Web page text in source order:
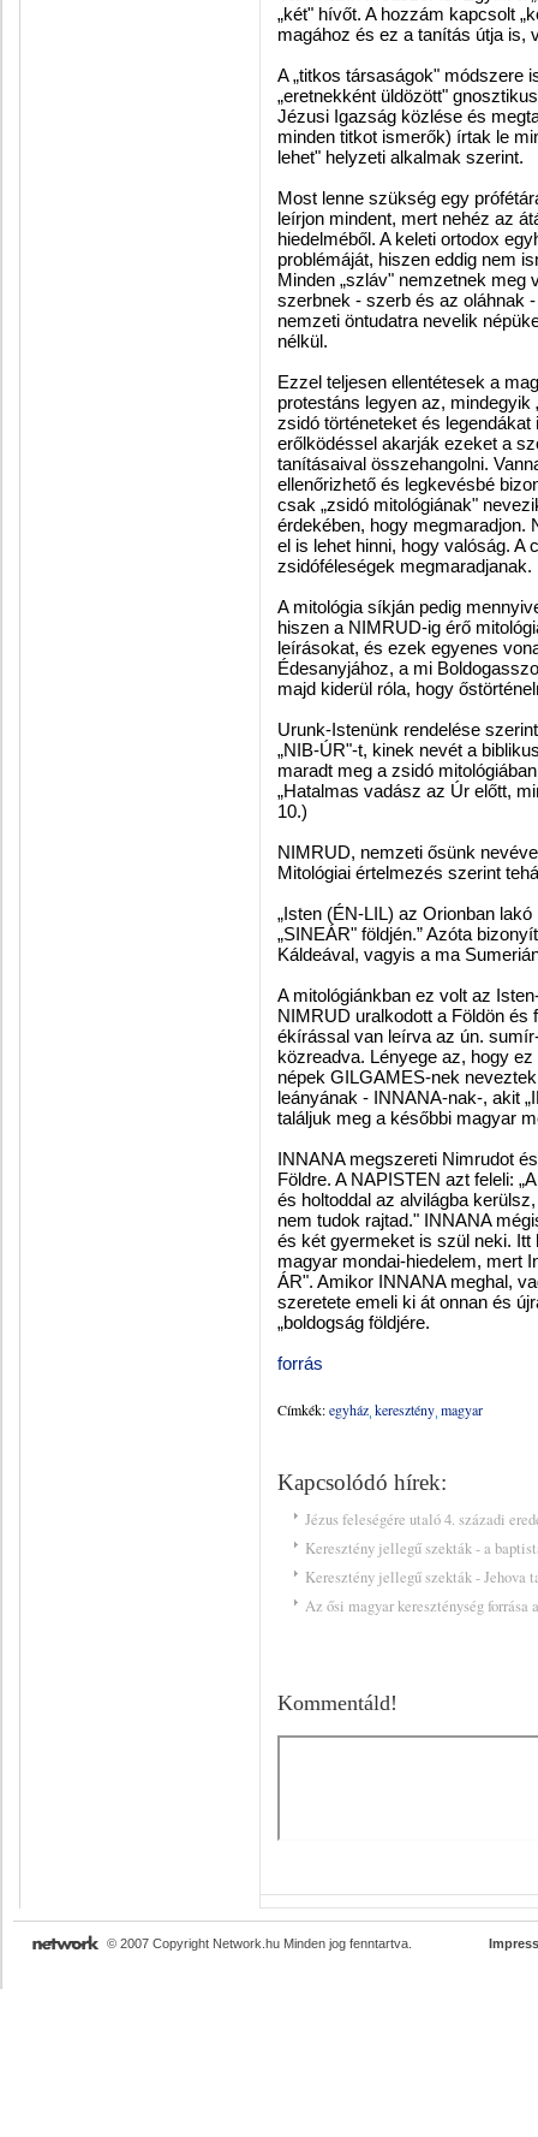
„két" hívőt. A hozzám kapcsolt
magához és ez a tanítás útja is,
A „titkos társaságok" módszere
„eretnekként üldözött"
Jézusi Igazság közlése és
minden titkot ismerők) írtak le
lehet" helyzeti alkalmak szerint.
Most lenne szükség egy
leírjon mindent, mert nehéz az
hiedelméből. A keleti ortodox
problémáját, hiszen eddig nem
Minden „szláv" nemzetnek meg
szerbnek - szerb és az oláhnak
nemzeti öntudatra nevelik
nélkül.
Ezzel teljesen ellentétesek a
protestáns legyen az, mindegyik
zsidó történeteket és legendákat
erőlködéssel akarják ezeket a
tanításaival összehangolni.
ellenőrizhető és legkevésbé
csak „zsidó mitológiának"
érdekében, hogy megmaradjon.
el is lehet hinni, hogy valóság. A
zsidóféleségek megmaradjanak.
A mitológia síkján pedig
hiszen a NIMRUD-ig érő
leírásokat, és ezek egyenes
Édesanyjához, a mi
majd kiderül róla, hogy
Urunk-Istenünk rendelése
„NIB-ÚR"-t, kinek nevét a
maradt meg a zsidó
„Hatalmas vadász az Úr előtt,
10.)
NIMRUD, nemzeti ősünk
Mitológiai értelmezés szerint
„Isten (ÉN-LIL) az Orionban
„SINEÁR" földjén.” Azóta
Káldeával, vagyis a ma
A mitológiánkban ez volt az
NIMRUD uralkodott a Földön és
ékírással van leírva az ún.
közreadva. Lényege az, hogy
népek GILGAMES-nek
leányának - INNANA-nak-, akit
találjuk meg a későbbi magyar
INNANA megszereti Nimrudot
Földre. A NAPISTEN azt feleli:
és holtoddal az alvilágba
nem tudok rajtad." INNANA
és két gyermeket is szül neki.
magyar mondai-hiedelem, mert
ÁR". Amikor INNANA meghal,
szeretete emeli ki át onnan és
„boldogság földjére.
forrás
Címkék:egyház keresztény magyar
Kapcsolódó hírek:
Jézus feleségére utaló 4. századi
Keresztény jellegű szekták - a
Keresztény jellegű szekták - Jehova
Az ősi magyar kereszténység
Kommentáld!
© 2007 Copyright Network.hu Minden jog fenntartva.